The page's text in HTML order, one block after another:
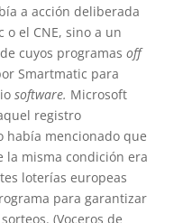
a acción deliberada
el CNE, sino a un
cuyos programas off
Smartmatic para
software. Microsoft
registro
había mencionado que
la misma condición era
loterías europeas
para garantizar
(Voceros de